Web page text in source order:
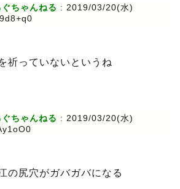
ちゃんねる : 2019/03/20(水)
祈っていないというね
ちゃんねる : 2019/03/20(水)
の尻穴がガバガバになる